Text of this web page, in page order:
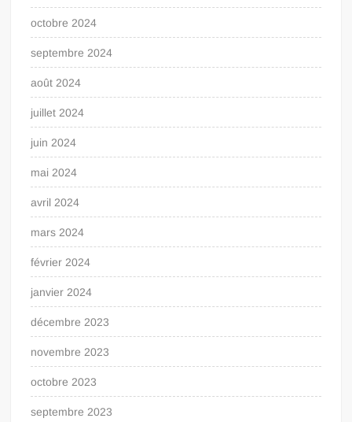
octobre 2024
septembre 2024
août 2024
juillet 2024
juin 2024
mai 2024
avril 2024
mars 2024
février 2024
janvier 2024
décembre 2023
novembre 2023
octobre 2023
septembre 2023